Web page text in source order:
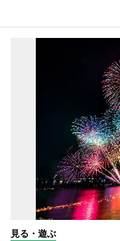
見る・遊ぶ